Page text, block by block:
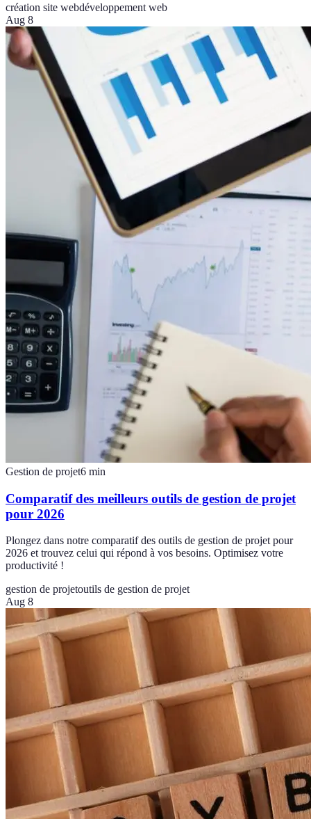
création site webdéveloppement web
Aug 8
Gestion de projet6 min
Comparatif des meilleurs outils de gestion de projet
pour 2026
Plongez dans notre comparatif des outils de gestion de projet pour
2026 et trouvez celui qui répond à vos besoins. Optimisez votre
productivité !
gestion de projetoutils de gestion de projet
Aug 8